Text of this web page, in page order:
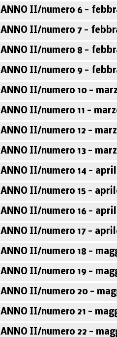
ANNO II/numero 6 -
ANNO II/numero 7 -
ANNO II/numero 8 -
ANNO II/numero 9 -
ANNO II/numero 10 -
ANNO II/numero 11 -
ANNO II/numero 12 -
ANNO II/numero 13 -
ANNO II/numero 14 -
ANNO II/numero 15 -
ANNO II/numero 16 -
ANNO II/numero 17 -
ANNO II/numero 18 -
ANNO II/numero 19 -
ANNO II/numero 20 -
ANNO II/numero 21 -
ANNO II/numero 22 -
Corso sugli scrittori